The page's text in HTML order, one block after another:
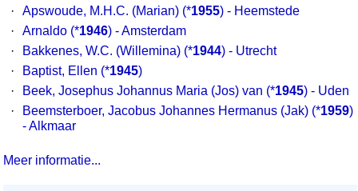
·
Apswoude, M.H.C. (Marian) (*1955) - Heemstede
·
Arnaldo (*1946) - Amsterdam
·
Bakkenes, W.C. (Willemina) (*1944) - Utrecht
·
Baptist, Ellen (*1945)
·
Beek, Josephus Johannus Maria (Jos) van (*1945) - Uden
·
Beemsterboer, Jacobus Johannes Hermanus (Jak) (*1959)
- Alkmaar
Meer informatie...